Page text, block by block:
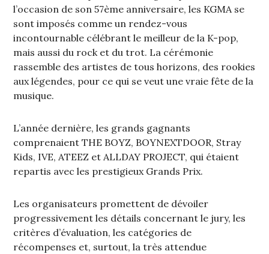
l’occasion de son 57ème anniversaire, les KGMA se
sont imposés comme un rendez-vous
incontournable célébrant le meilleur de la K-pop,
mais aussi du rock et du trot. La cérémonie
rassemble des artistes de tous horizons, des rookies
aux légendes, pour ce qui se veut une vraie fête de la
musique.
L’année dernière, les grands gagnants
comprenaient THE BOYZ, BOYNEXTDOOR, Stray
Kids, IVE, ATEEZ et ALLDAY PROJECT, qui étaient
repartis avec les prestigieux Grands Prix.
Les organisateurs promettent de dévoiler
progressivement les détails concernant le jury, les
critères d’évaluation, les catégories de
récompenses et, surtout, la très attendue